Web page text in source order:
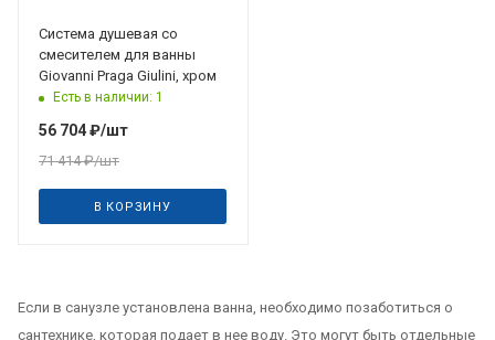
Система душевая со
смесителем для ванны
Giovanni Praga Giulini, хром
Есть в наличии: 1
56 704₽/шт
71 414₽/шт
В КОРЗИНУ
Если в санузле установлена ванна, необходимо позаботиться о
сантехнике, которая подает в нее воду. Это могут быть отдельные